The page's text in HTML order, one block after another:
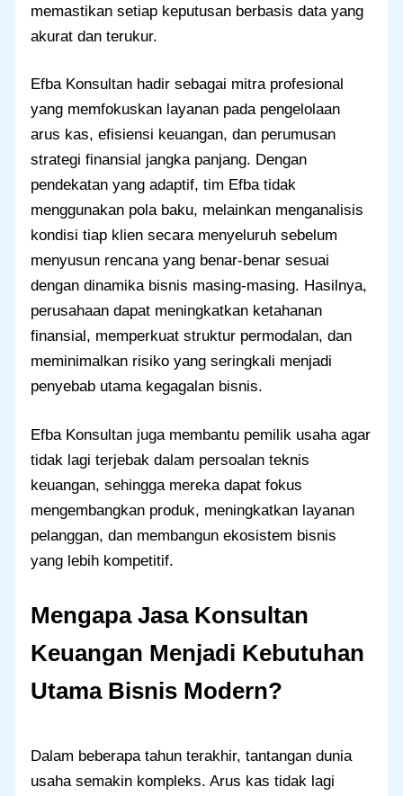
memastikan setiap keputusan berbasis data yang
akurat dan terukur.
Efba Konsultan hadir sebagai mitra profesional
yang memfokuskan layanan pada pengelolaan
arus kas, efisiensi keuangan, dan perumusan
strategi finansial jangka panjang. Dengan
pendekatan yang adaptif, tim Efba tidak
menggunakan pola baku, melainkan menganalisis
kondisi tiap klien secara menyeluruh sebelum
menyusun rencana yang benar-benar sesuai
dengan dinamika bisnis masing-masing. Hasilnya,
perusahaan dapat meningkatkan ketahanan
finansial, memperkuat struktur permodalan, dan
meminimalkan risiko yang seringkali menjadi
penyebab utama kegagalan bisnis.
Efba Konsultan juga membantu pemilik usaha agar
tidak lagi terjebak dalam persoalan teknis
keuangan, sehingga mereka dapat fokus
mengembangkan produk, meningkatkan layanan
pelanggan, dan membangun ekosistem bisnis
yang lebih kompetitif.
Mengapa Jasa Konsultan
Keuangan Menjadi Kebutuhan
Utama Bisnis Modern?
Dalam beberapa tahun terakhir, tantangan dunia
usaha semakin kompleks. Arus kas tidak lagi